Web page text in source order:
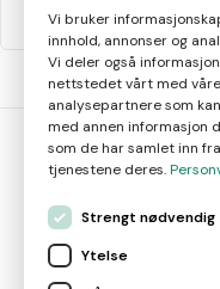
Oppbevaring av dekk
Vi bruker
innhold, annonser og
Vi deler også
nettstedet vårt med
analysepartnere som
med annen informasjon
som de har samlet inn
tjenestene deres.
Strengt nødvendig
Ytelse